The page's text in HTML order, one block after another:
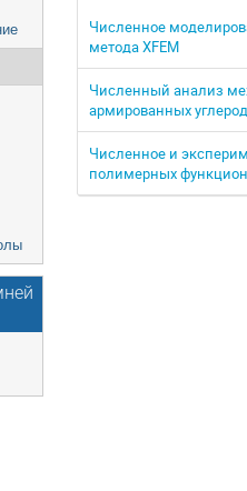
Численное
метода XFEM
Численный анализ
армированных
Численное и
полимерных